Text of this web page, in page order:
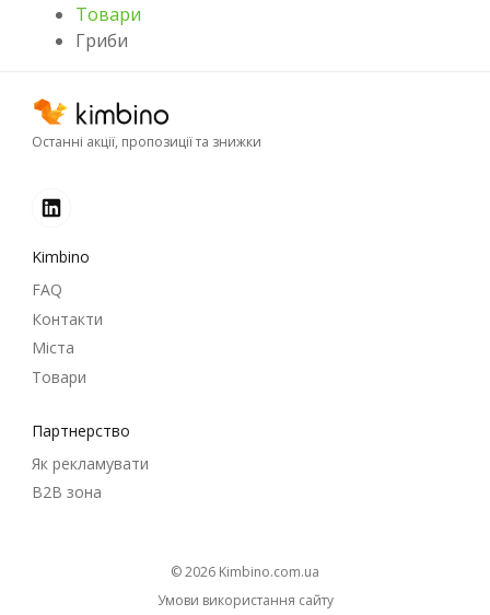
Товари
Гриби
Останні акції, пропозиції та знижки
Kimbino
FAQ
Контакти
Міста
Товари
Партнерство
Як рекламувати
B2B зона
© 2026
kimbino.com.ua
Умови використання сайту